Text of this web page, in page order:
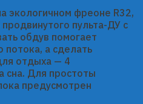
экологичном фреоне R32,
пульта-ДУ с
обдув помогает
потока, а сделать
отдыха — 4
сна. Для простоты
предусмотрен